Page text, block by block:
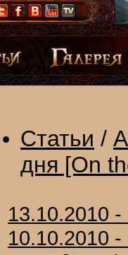
Статьи /
дня [On
13.10.2010
10.10.2010